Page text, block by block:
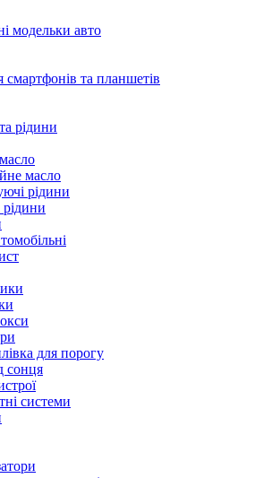
модельки авто
смартфонів та планшетів
рідини
масло
рідини
рідини
для порогу
сонця
системи